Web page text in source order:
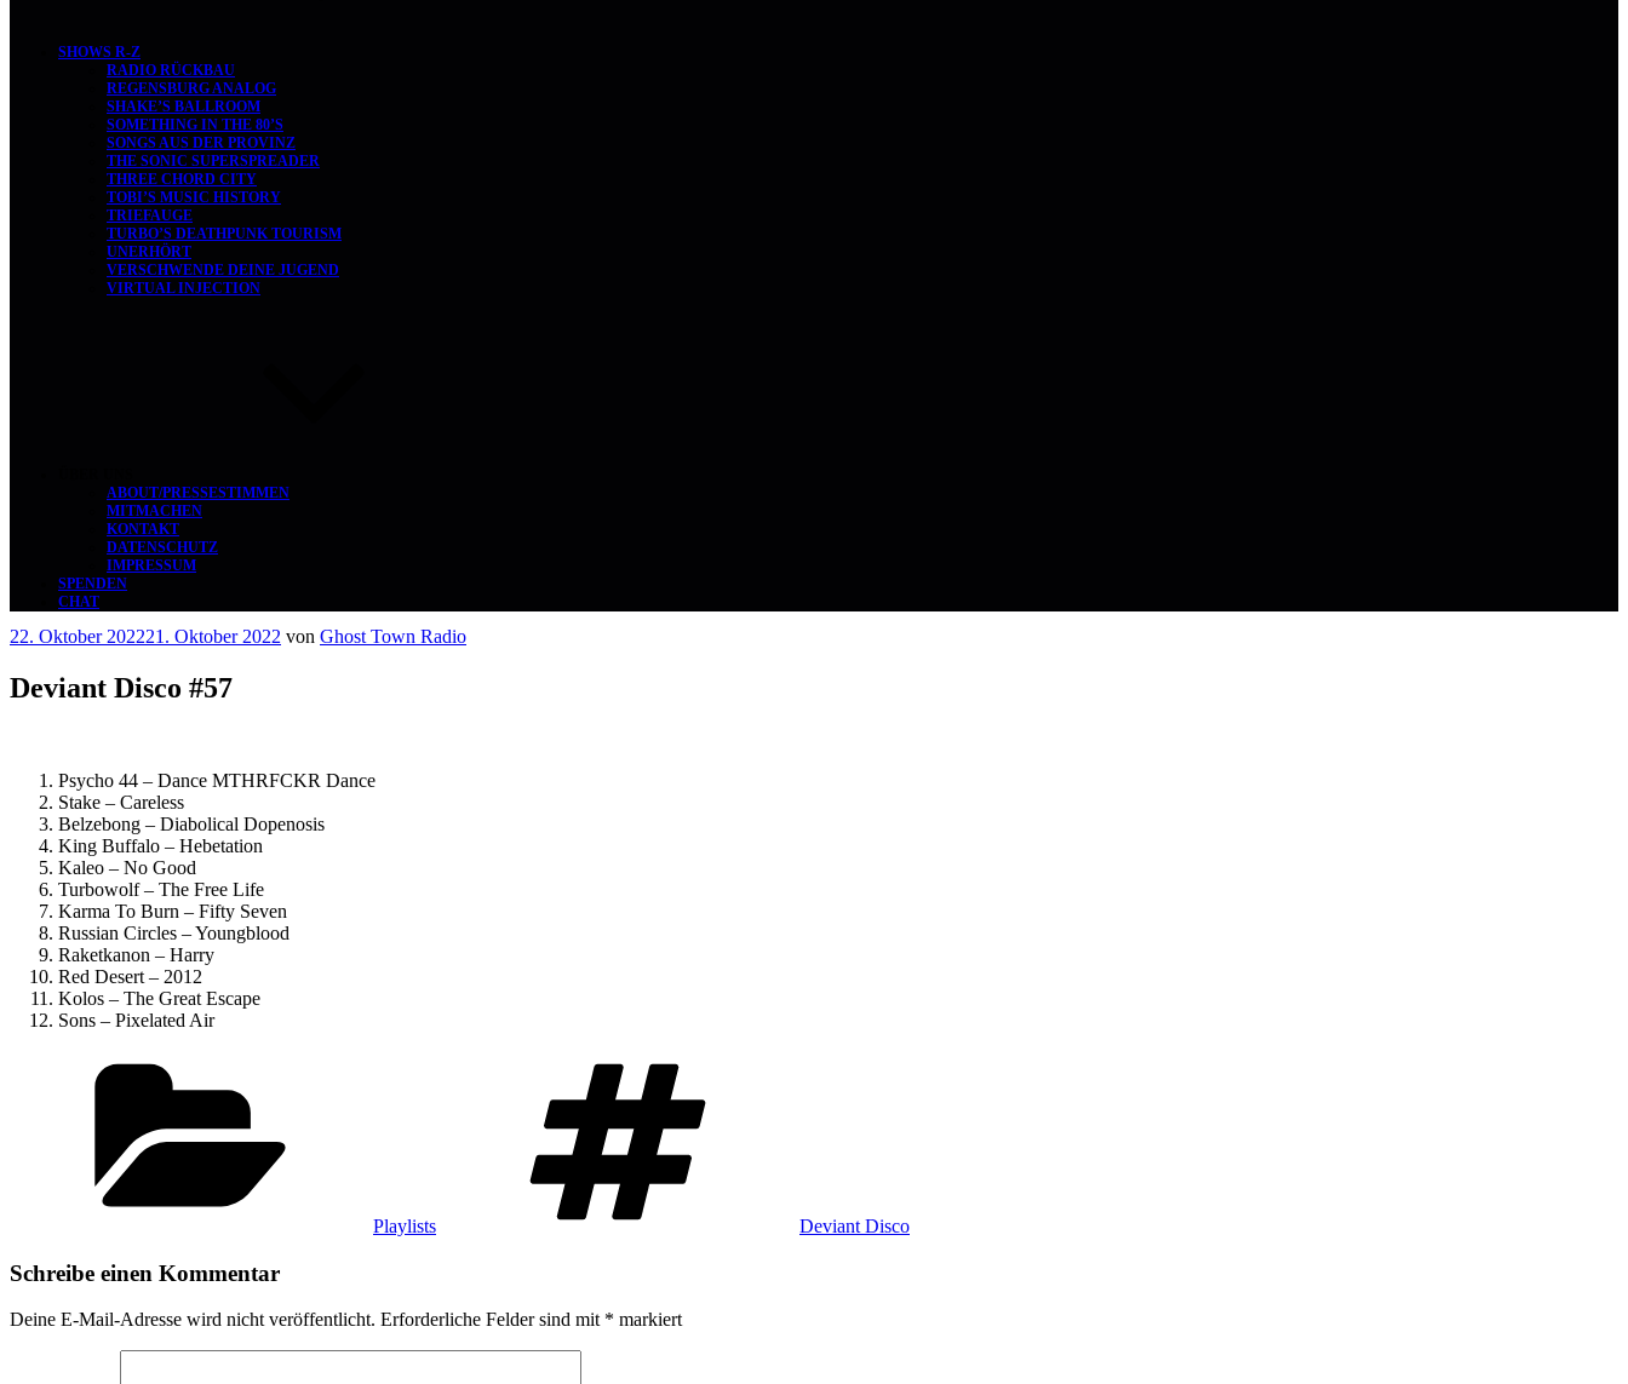
SHOWS R-Z
RADIO RÜCKBAU
REGENSBURG ANALOG
SHAKE’S BALLROOM
SOMETHING IN THE 80’S
SONGS AUS DER PROVINZ
THE SONIC SUPERSPREADER
THREE CHORD CITY
TOBI’S MUSIC HISTORY
TRIEFAUGE
TURBO’S DEATHPUNK TOURISM
UNERHÖRT
VERSCHWENDE DEINE JUGEND
VIRTUAL INJECTION
ABOUT/PRESSESTIMMEN
MITMACHEN
KONTAKT
DATENSCHUTZ
IMPRESSUM
SPENDEN
CHAT
Veröffentlicht
22. Oktober 202221. Oktober 2022 von Ghost Town Radio
Deviant Disco #57
Psycho 44 – Dance MTHRFCKR Dance
Stake – Careless
Belzebong – Diabolical Dopenosis
King Buffalo – Hebetation
Kaleo – No Good
Turbowolf – The Free Life
Karma To Burn – Fifty Seven
Russian Circles – Youngblood
Raketkanon – Harry
Red Desert – 2012
Kolos – The Great Escape
Sons – Pixelated Air
Playlists Deviant Disco
Schreibe einen Kommentar
Deine E-Mail-Adresse wird nicht veröffentlicht. Erforderliche Felder sind mit * markiert